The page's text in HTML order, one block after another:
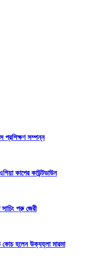
প্রশিক্ষণ সম্পন্ন
কাপের কাউন্টডাউন
প্রু জেরী
কোচ হলেন উক্যহ্লা মারমা